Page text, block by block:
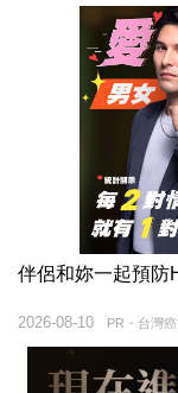
伴侶和妳一起預防
PR・台灣
2026-08-10